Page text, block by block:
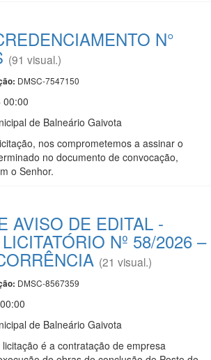
N°
(91 visual.)
DMSC-7547150
00:00
de Balneário Gaivota
nos comprometemos a assinar o
no documento de convocação,
o Senhor.
AVISO DE EDITAL -
Nº 58/2026 –
(21 visual.)
DMSC-8567359
de Balneário Gaivota
é a contratação de empresa